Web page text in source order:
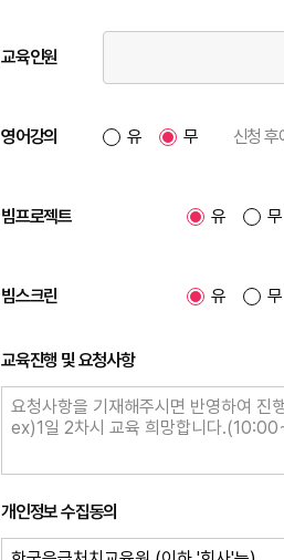
교육인원
영어강의 유 무 신청 후
빔프로젝트 유 무
빔스크린 유 무
교육진행 및 요청사항
개인정보 수집동의